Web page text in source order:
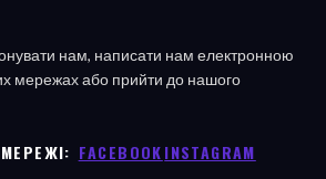
нам, написати нам електронною
мережах або прийти до нашого
ㅤ FACEBOOKINSTAGRAM